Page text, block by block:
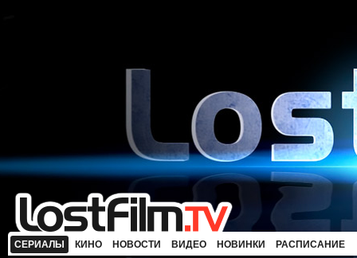
СЕРИАЛЫ КИНО НОВОСТИ ВИДЕО НОВИНКИ РАСПИСАНИЕ